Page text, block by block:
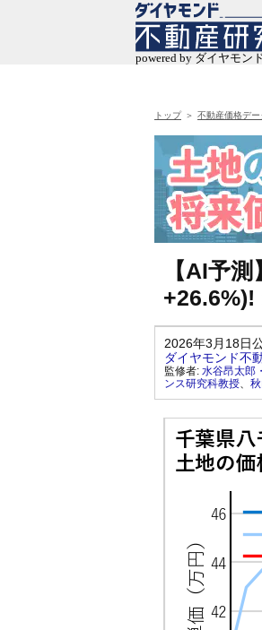
トップ 不動産価格デー
【AI予
+26.6%)!
2026年3月18日
ダイヤモンド不
監修者: 水谷昂太郎
ンス研究科教授、